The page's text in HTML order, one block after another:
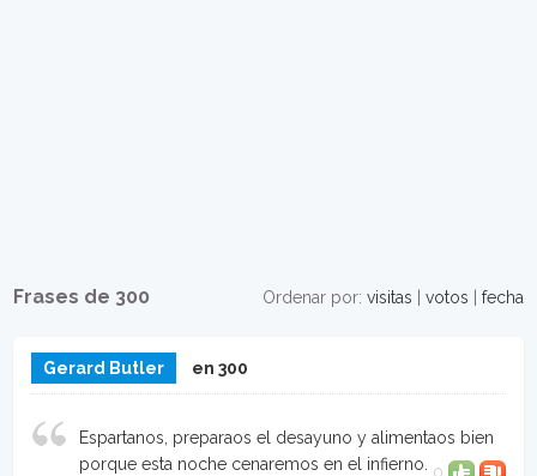
Ordenar por: visitas votos fecha
Frases de 300
Gerard Butler en 300
Espartanos, preparaos el desayuno y alimentaos bien
porque esta noche cenaremos en el infierno.